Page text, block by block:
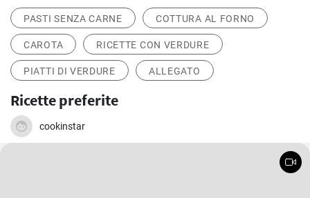
PASTI SENZA CARNE COTTURA AL FORNO
CAROTA RICETTE CON VERDURE
PIATTI DI VERDURE ALLEGATO
Ricette preferite
cookinstar